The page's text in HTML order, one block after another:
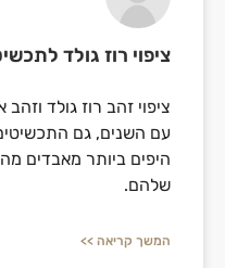
ציפוי רוז גולד
ציפוי זהב רוז גולד וזהב
עם השנים, גם
היפים ביותר מאבדים
שלהם.
המשך קריאה >>